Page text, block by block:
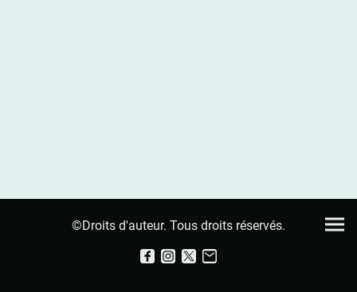
©Droits d'auteur. Tous droits réservés.